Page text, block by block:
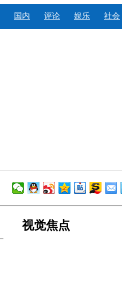
国内 评论 娱乐 社会
视觉焦点